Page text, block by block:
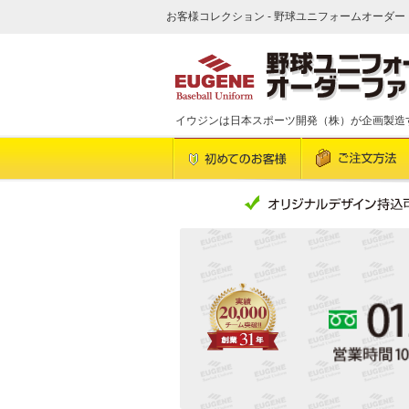
お客様コレクション - 野球ユニフォームオーダ
イウジンは日本スポーツ開発（株）が企画製